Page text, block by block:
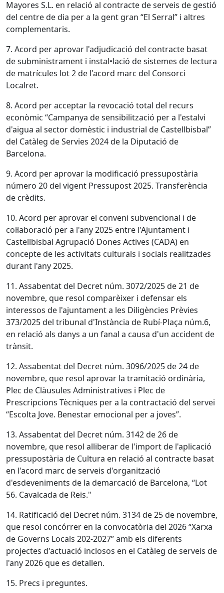
Mayores S.L. en relació al contracte de serveis de gestió
del centre de dia per a la gent gran “El Serral” i altres
complementaris.
7. Acord per aprovar l'adjudicació del contracte basat
de subministrament i instal•lació de sistemes de lectura
de matrícules lot 2 de l'acord marc del Consorci
Localret.
8. Acord per acceptar la revocació total del recurs
econòmic “Campanya de sensibilització per a l'estalvi
d'aigua al sector domèstic i industrial de Castellbisbal”
del Catàleg de Servies 2024 de la Diputació de
Barcelona.
9. Acord per aprovar la modificació pressupostària
número 20 del vigent Pressupost 2025. Transferència
de crèdits.
10. Acord per aprovar el conveni subvencional i de
col·laboració per a l'any 2025 entre l'Ajuntament i
Castellbisbal Agrupació Dones Actives (CADA) en
concepte de les activitats culturals i socials realitzades
durant l'any 2025.
11. Assabentat del Decret núm. 3072/2025 de 21 de
novembre, que resol comparèixer i defensar els
interessos de l'ajuntament a les Diligències Prèvies
373/2025 del tribunal d'Instància de Rubí-Plaça núm.6,
en relació als danys a un fanal a causa d'un accident de
trànsit.
12. Assabentat del Decret núm. 3096/2025 de 24 de
novembre, que resol aprovar la tramitació ordinària,
Plec de Clàusules Administratives i Plec de
Prescripcions Tècniques per a la contractació del servei
“Escolta Jove. Benestar emocional per a joves”.
13. Assabentat del Decret núm. 3142 de 26 de
novembre, que resol alliberar de l'import de l'aplicació
pressupostària de Cultura en relació al contracte basat
en l'acord marc de serveis d'organització
d'esdeveniments de la demarcació de Barcelona, “Lot
56. Cavalcada de Reis."
14. Ratificació del Decret núm. 3134 de 25 de novembre,
que resol concórrer en la convocatòria del 2026 “Xarxa
de Governs Locals 202-2027” amb els diferents
projectes d'actuació inclosos en el Catàleg de serveis de
l'any 2026 que es detallen.
15. Precs i preguntes.